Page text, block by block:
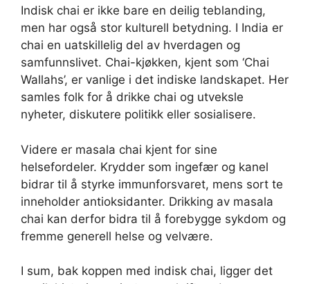
Indisk chai er ikke bare en deilig teblanding,
men har også stor kulturell betydning. I India er
chai en uatskillelig del av hverdagen og
samfunnslivet. Chai-kjøkken, kjent som ‘Chai
Wallahs’, er vanlige i det indiske landskapet. Her
samles folk for å drikke chai og utveksle
nyheter, diskutere politikk eller sosialisere.
Videre er masala chai kjent for sine
helsefordeler. Krydder som ingefær og kanel
bidrar til å styrke immunforsvaret, mens sort te
inneholder antioksidanter. Drikking av masala
chai kan derfor bidra til å forebygge sykdom og
fremme generell helse og velvære.
I sum, bak koppen med indisk chai, ligger det